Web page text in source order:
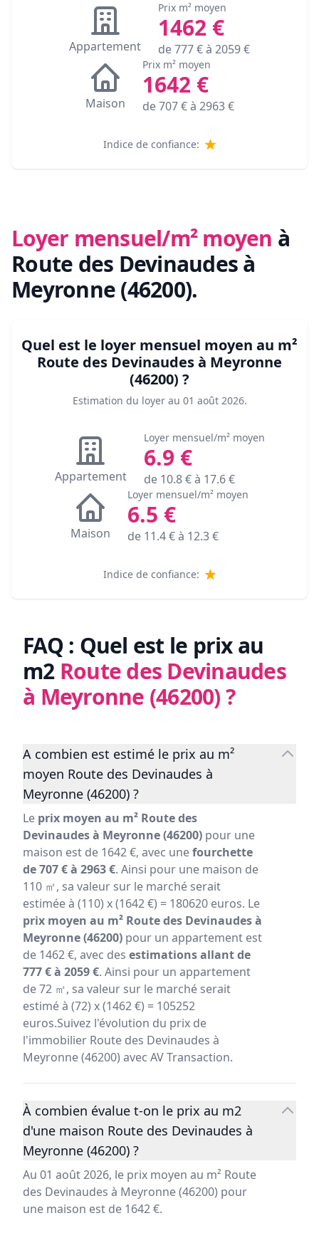
Appartement
Prix m² moyen
1462 €
de777€ à 2059€
Maison
Prix m² moyen
1642€
de707€ à 2963€
Indice de confiance:
Loyer mensuel/m² moyen à
Route des Devinaudes à
Meyronne (46200).
Quel est le loyer mensuel moyen au m²
Route des Devinaudes à Meyronne
(46200) ?
Estimation du loyer au 01 août 2026.
Appartement
Loyer mensuel/m² moyen
6.9 €
de 10.8€ à 17.6€
Maison
Loyer mensuel/m² moyen
6.5 €
de 11.4€ à 12.3€
Indice de confiance:
FAQ : Quel est le prix au
m2 Route des Devinaudes
à Meyronne (46200)?
A combien est estimé le prix au m²
moyen Route des Devinaudes à
Meyronne (46200) ?
Le prix moyen au m² Route des
Devinaudes à Meyronne (46200) pour une
maison est de 1642 €, avec unefourchette
de 707 € à 2963 €. Ainsi pour une maison de
110 ㎡, sa valeur sur le marché serait
estimée à (110) x (1642 €) = 180620 euros. Le
prix moyen au m² Route des Devinaudes à
Meyronne (46200) pour un appartement est
de 1462 €, avec des estimations allant de
777 € à 2059 €. Ainsi pour un appartement
de 72 ㎡, sa valeur sur le marché serait
estimé à (72) x (1462 €) = 105252
euros.Suivez l'évolution du prix de
l'immobilier Route des Devinaudes à
Meyronne (46200) avec AV Transaction.
À combien évalue t-on le prix au m2
d'une maison Route des Devinaudes à
Meyronne (46200) ?
Au 01 août 2026, le prix moyen au m² Route
des Devinaudes à Meyronne (46200) pour
une maison est de 1642 €.